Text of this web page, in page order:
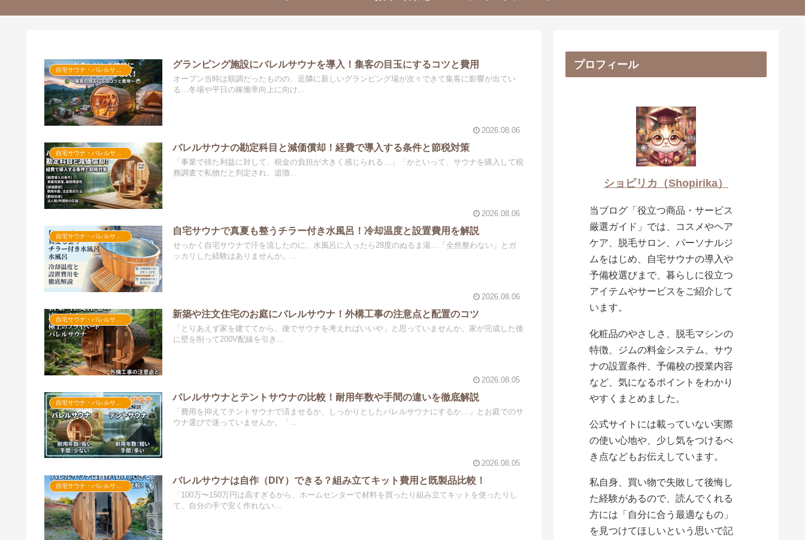
自宅サウナ・バレルサウナ
グランピング施設にバレルサウナを導入！集客の目玉にするコツと費用
オープン当時は順調だったものの、近隣に新しいグランピング場が次々できて集客に影響が出てい
る…冬場や平日の稼働率向上に向け...
2026.08.06
バレルサウナの勘定科目と減価償却！経費で導入する条件と節税対策
「事業で得た利益に対して、税金の負担が大きく感じられる…」「かといって、サウナを購入して税
務調査で私物だと判定され、追徴...
2026.08.06
自宅サウナで真夏も整うチラー付き水風呂！冷却温度と設置費用を解説
せっかく自宅サウナで汗を流したのに、水風呂に入ったら28度のぬるま湯…「全然整わない」とガ
ッカリした経験はありませんか。...
2026.08.06
新築や注文住宅のお庭にバレルサウナ！外構工事の注意点と配置のコツ
「とりあえず家を建ててから、後でサウナを考えればいいや」と思っていませんか。家が完成した後
に壁を削って200V配線を引き...
2026.08.05
バレルサウナとテントサウナの比較！耐用年数や手間の違いを徹底解説
「費用を抑えてテントサウナで済ませるか、しっかりとしたバレルサウナにするか…」とお庭でのサ
ウナ選びで迷っていませんか。「...
2026.08.05
バレルサウナは自作（DIY）できる？組み立てキット費用と既製品比較！
「100万〜150万円は高すぎるから、ホームセンターで材料を買ったり組み立てキットを使ったりし
て、自分の手で安く作れない...
プロフィール
ショピリカ（Shopirika）
当ブログ「役立つ商品・サービス
厳選ガイド」では、コスメやヘア
ケア、脱毛サロン、パーソナルジ
ムをはじめ、自宅サウナの導入や
予備校選びまで、暮らしに役立つ
アイテムやサービスをご紹介して
います。
化粧品のやさしさ、脱毛マシンの
特徴、ジムの料金システム、サウ
ナの設置条件、予備校の授業内容
など、気になるポイントをわかり
やすくまとめました。
公式サイトには載っていない実際
の使い心地や、少し気をつけるべ
き点などもお伝えしています。
私自身、買い物で失敗して後悔し
た経験があるので、読んでくれる
方には「自分に合う最適なもの」
を見つけてほしいという思いで記